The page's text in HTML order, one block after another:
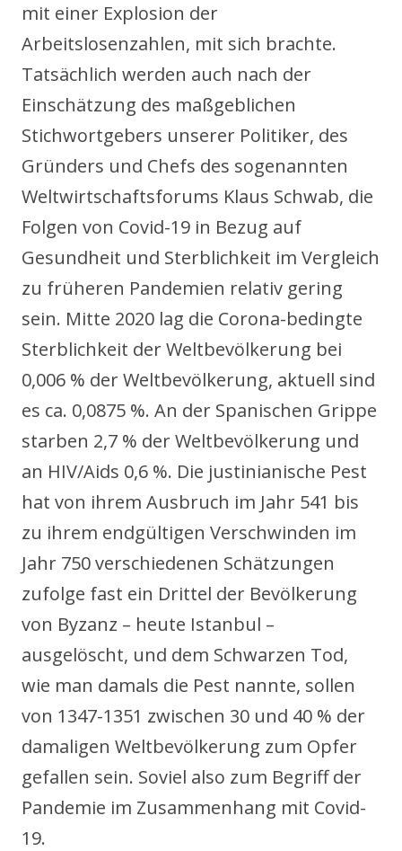
mit einer Explosion der
Arbeitslosenzahlen, mit sich brachte.
Tatsächlich werden auch nach der
Einschätzung des maßgeblichen
Stichwortgebers unserer Politiker, des
Gründers und Chefs des sogenannten
Weltwirtschaftsforums Klaus Schwab, die
Folgen von Covid-19 in Bezug auf
Gesundheit und Sterblichkeit im Vergleich
zu früheren Pandemien relativ gering
sein. Mitte 2020 lag die Corona-bedingte
Sterblichkeit der Weltbevölkerung bei
0,006 % der Weltbevölkerung, aktuell sind
es ca. 0,0875 %. An der Spanischen Grippe
starben 2,7 % der Weltbevölkerung und
an HIV/Aids 0,6 %. Die justinianische Pest
hat von ihrem Ausbruch im Jahr 541 bis
zu ihrem endgültigen Verschwinden im
Jahr 750 verschiedenen Schätzungen
zufolge fast ein Drittel der Bevölkerung
von Byzanz – heute Istanbul –
ausgelöscht, und dem Schwarzen Tod,
wie man damals die Pest nannte, sollen
von 1347-1351 zwischen 30 und 40 % der
damaligen Weltbevölkerung zum Opfer
gefallen sein. Soviel also zum Begriff der
Pandemie im Zusammenhang mit Covid-
19.